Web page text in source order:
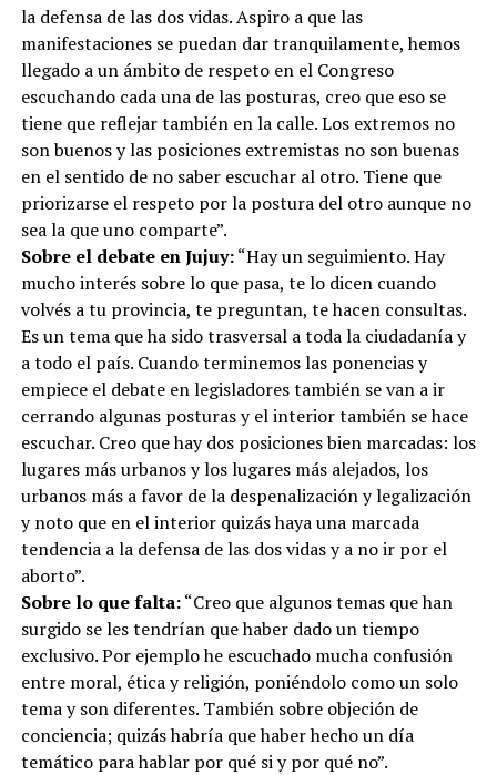
la defensa de las dos vidas. Aspiro a que las
manifestaciones se puedan dar tranquilamente, hemos
llegado a un ámbito de respeto en el Congreso
escuchando cada una de las posturas, creo que eso se
tiene que reflejar también en la calle. Los extremos no
son buenos y las posiciones extremistas no son buenas
en el sentido de no saber escuchar al otro. Tiene que
priorizarse el respeto por la postura del otro aunque no
sea la que uno comparte”.
Sobre el debate en Jujuy:“Hay un seguimiento. Hay
mucho interés sobre lo que pasa, te lo dicen cuando
volvés a tu provincia, te preguntan, te hacen consultas.
Es un tema que ha sido trasversal a toda la ciudadanía y
a todo el país. Cuando terminemos las ponencias y
empiece el debate en legisladores también se van a ir
cerrando algunas posturas y el interior también se hace
escuchar. Creo que hay dos posiciones bien marcadas: los
lugares más urbanos y los lugares más alejados, los
urbanos más a favor de la despenalización y legalización
y noto que en el interior quizás haya una marcada
tendencia a la defensa de las dos vidas y a no ir por el
aborto”.
Sobre lo que falta:“Creo que algunos temas que han
surgido se les tendrían que haber dado un tiempo
exclusivo. Por ejemplo he escuchado mucha confusión
entre moral, ética y religión, poniéndolo como un solo
tema y son diferentes. También sobre objeción de
conciencia; quizás habría que haber hecho un día
temático para hablar por qué si y por qué no”.